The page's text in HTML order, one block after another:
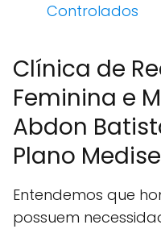
Controlados
Clínica de
Feminina e
Abdon
Plano
Entendemos que
possuem